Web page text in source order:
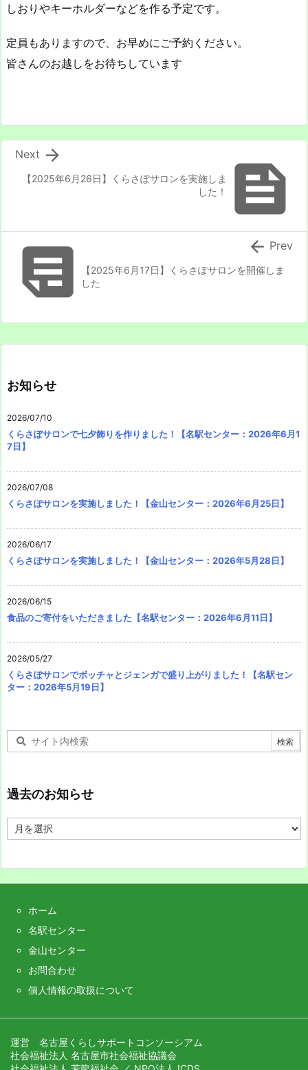
しおりやキーホルダーなどを作る予定です。
定員もありますので、お早めにご予約ください。
皆さんのお越しをお待ちしています

【2025年6月26日】くらさぽサロンを実施しま
した！

Next

【2025年6月17日】くらさぽサロンを開催しま
した
 Prev
お知らせ
2026/07/10
くらさぽサロンで七夕飾りを作りました！【名駅センター：2026年6月1
7日】
2026/07/08
くらさぽサロンを実施しました！【金山センター：2026年6月25日】
2026/06/17
くらさぽサロンを実施しました！【金山センター：2026年5月28日】
2026/06/15
食品のご寄付をいただきました【名駅センター：2026年6月11日】
2026/05/27
くらさぽサロンでボッチャとジェンガで盛り上がりました！【名駅セン
ター：2026年5月19日】
過去のお知らせ
去
ホーム
名駅センター
金山センター
お問合わせ
個人情報の取扱について
運営 名古屋くらしサポートコンソーシアム
社会福祉法人 名古屋市社会福祉協議会